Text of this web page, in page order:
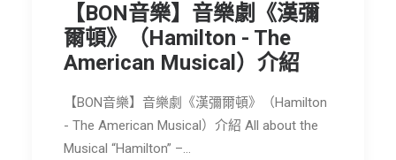
節慶長笛樂團
SEARCH
【BON音樂】音樂劇《漢彌
爾頓》（Hamilton - The
American Musical）介紹
【BON音樂】音樂劇《漢彌爾頓》（Hamilton
- The American Musical）介紹 All about the
Musical “Hamilton” –…